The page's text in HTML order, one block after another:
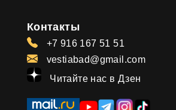
Контакты
+7 916 167 51 51
vestiabad@gmail.com
Читайте нас в Дзен